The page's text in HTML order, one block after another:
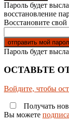
Пароль будет
восстановление
Восстановите свой
Пароль будет
ОСТАВЬТЕ
Войдите, чтобы
Получать
Вы можете